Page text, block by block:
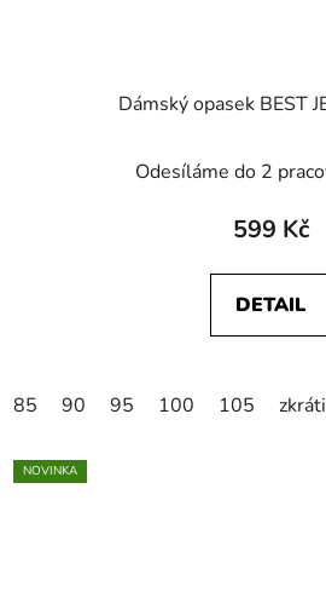
Dámský opasek BEST
Odesíláme do 2
599 Kč
DETAIL
85 90 95 100 105
NOVINKA